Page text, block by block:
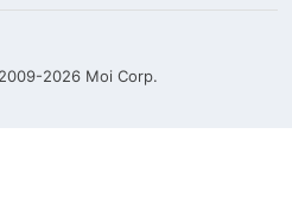
2026 Moi Corp.